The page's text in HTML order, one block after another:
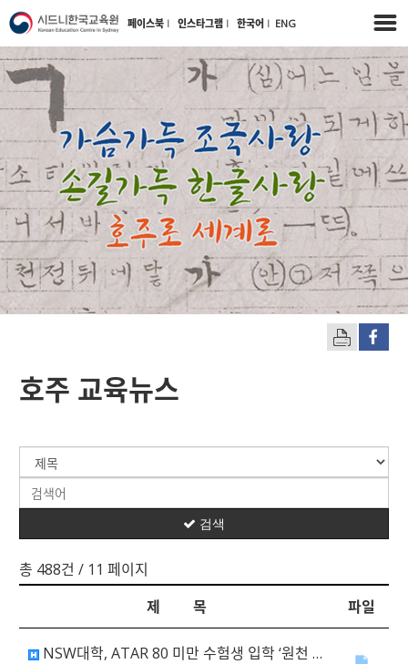
페이스북 l 인스타그램 l 한국어 l ENG
호주 교육뉴스
총 488건 / 11 페이지
검색
제 목 파일
NSW대학, ATAR 80 미만 수험생 입학 ‘원천 봉쇄’